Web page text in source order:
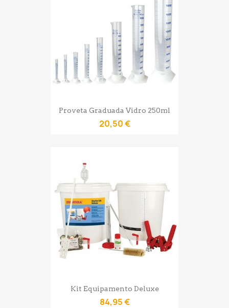
Proveta Graduada Vidro 250ml
20,50 €
Kit Equipamento Deluxe
84,95 €